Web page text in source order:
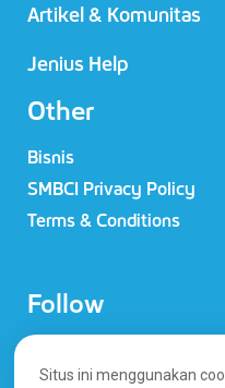
Situs ini menggunakan
Artikel & Komunitas
Jenius Help
Other
Bisnis
SMBCI Privacy Policy
Terms & Conditions
Follow